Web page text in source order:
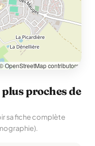
OpenStreetMap contributors
proches de
sa fiche complète